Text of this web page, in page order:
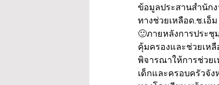
ข้อมูลประสานสำนัก
ทางช่วยเหลือด.ช.เอ็
🙂ภายหลังการประชุ
คุ้มครองและช่วยเหลื
พิจารณาให้การช่วย
เด็กและครอบครัวจั